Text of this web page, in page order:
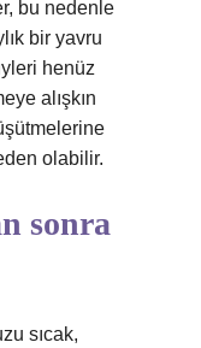
bu nedenle
bir yavru
henüz
alışkın
olabilir.
sonra
sıcak,